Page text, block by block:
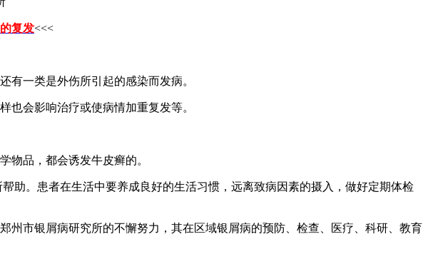
复发<<<
有一类是外伤所引起的感染而发病。
也会影响治疗或使病情加重复发等。
物品，都会诱发牛皮癣的。
助。患者在生活中要养成良好的生活习惯，远离致病因素的摄入，做好定期体检
市银屑病研究所的不懈努力，其在区域银屑病的预防、检查、医疗、科研、教育